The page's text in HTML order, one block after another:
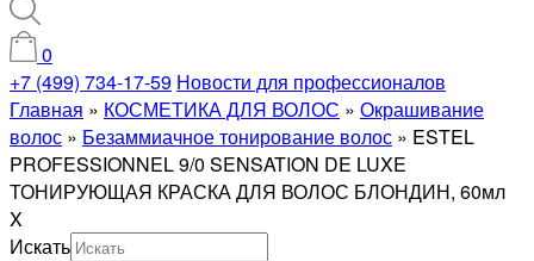
0
+7 (499) 734-17-59 Новости для профессионалов
Главная » КОСМЕТИКА ДЛЯ ВОЛОС » Окрашивание
волос » Безаммиачное тонирование волос » ESTEL
PROFESSIONNEL 9/0 SENSATION DE LUXE
ТОНИРУЮЩАЯ КРАСКА ДЛЯ ВОЛОС БЛОНДИН, 60мл
X
Искать